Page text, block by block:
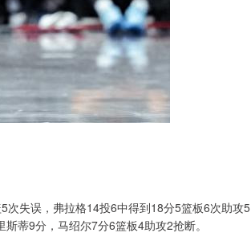
失误，弗拉格14投6中得到18分5篮板6次助攻5
蒂9分，马绍尔7分6篮板4助攻2抢断。